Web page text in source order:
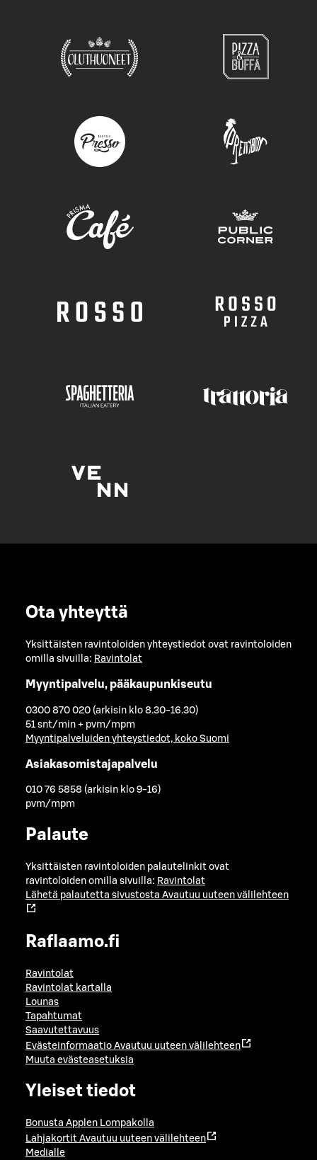
Ota yhteyttä
Yksittäisten ravintoloiden yhteystiedot ovat ravintoloiden
omilla sivuilla: Ravintolat
Myyntipalvelu, pääkaupunkiseutu
0300 870 020 (arkisin klo 8.30-16.30)
51 snt/min + pvm/mpm
Myyntipalveluiden yhteystiedot, koko Suomi
Asiakasomistajapalvelu
010 76 5858 (arkisin klo 9-16)
pvm/mpm
Palaute
Yksittäisten ravintoloiden palautelinkit ovat
ravintoloiden omilla sivuilla: Ravintolat
Lähetä palautetta sivustosta Avautuu uuteen välilehteen
Raflaamo.fi
Ravintolat
Ravintolat kartalla
Lounas
Tapahtumat
Saavutettavuus
Evästeinformaatio Avautuu uuteen välilehteen
Muuta evästeasetuksia
Yleiset tiedot
Bonusta Applen Lompakolla
Lahjakortit Avautuu uuteen välilehteen
Medialle